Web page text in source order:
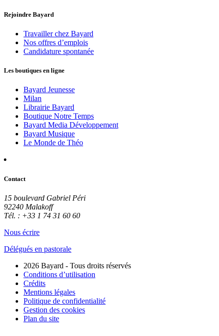
Rejoindre Bayard
Travailler chez Bayard
Nos offres d’emplois
Candidature spontanée
Les boutiques en ligne
Bayard Jeunesse
Milan
Librairie Bayard
Boutique Notre Temps
Bayard Media Développement
Bayard Musique
Le Monde de Théo
Contact
15 boulevard Gabriel Péri
92240 Malakoff
Tél. : +33 1 74 31 60 60
Nous écrire
Délégués en pastorale
2026 Bayard - Tous droits réservés
Conditions d’utilisation
Crédits
Mentions légales
Politique de confidentialité
Gestion des cookies
Plan du site